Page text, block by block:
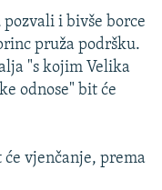
i bivše borce
pruža podršku.
"s kojim Velika
odnose" bit će
vjenčanje, prema